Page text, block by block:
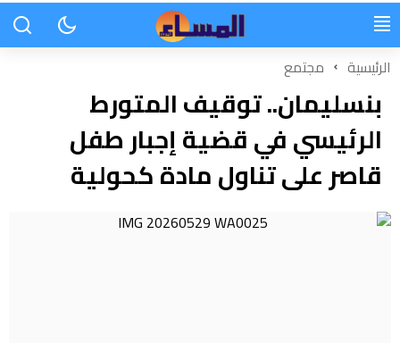
الرئيسية مجتمع
بنسليمان.. توقيف المتورط
الرئيسي في قضية إجبار طفل
قاصر على تناول مادة كحولية